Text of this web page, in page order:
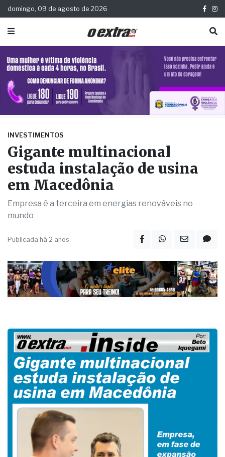
domingo, 09 de agosto de 2026
INVESTIMENTOS
Gigante multinacional
estuda instalação de usina
em Macedônia
Empresa é a terceira em energias renováveis no
mundo
Publicada há 2 anos